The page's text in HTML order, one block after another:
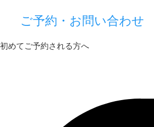
ご予約・お問い合わせ
初めてご予約される方へ